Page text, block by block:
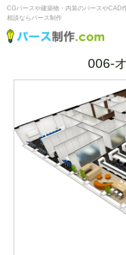
CGパースや建築物・内装のパースやCAD
相談ならパース制作
006-